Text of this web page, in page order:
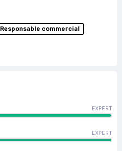
Responsable commercial
EXPERT
EXPERT